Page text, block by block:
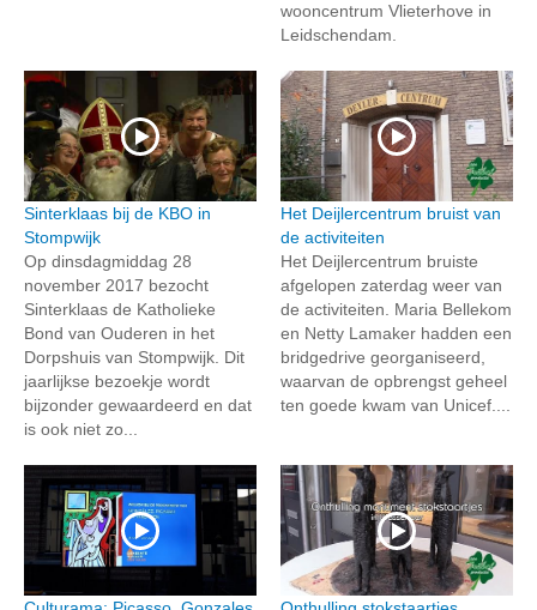
wooncentrum Vlieterhove in
Leidschendam.
Sinterklaas bij de KBO in
Stompwijk
Op dinsdagmiddag 28
november 2017 bezocht
Sinterklaas de Katholieke
Bond van Ouderen in het
Dorpshuis van Stompwijk. Dit
jaarlijkse bezoekje wordt
bijzonder gewaardeerd en dat
is ook niet zo...
Het Deijlercentrum bruist van
de activiteiten
Het Deijlercentrum bruiste
afgelopen zaterdag weer van
de activiteiten. Maria Bellekom
en Netty Lamaker hadden een
bridgedrive georganiseerd,
waarvan de opbrengst geheel
ten goede kwam van Unicef....